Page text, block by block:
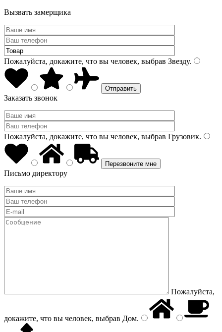
Вызвать замерщика
Пожалуйста, докажите, что вы человек, выбрав Звезду.
Заказать звонок
Пожалуйста, докажите, что вы человек, выбрав Грузовик.
Письмо директору
Пожалуйста,
докажите, что вы человек, выбрав Дом.